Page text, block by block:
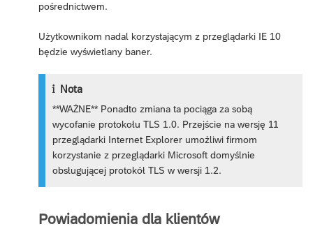
pośrednictwem.
Użytkownikom nadal korzystającym z przeglądarki IE 10
będzie wyświetlany baner.
Nota
**WAŻNE** Ponadto zmiana ta pociąga za sobą
wycofanie protokołu TLS 1.0. Przejście na wersję 11
przeglądarki Internet Explorer umożliwi firmom
korzystanie z przeglądarki Microsoft domyślnie
obsługującej protokół TLS w wersji 1.2.
Powiadomienia dla klientów